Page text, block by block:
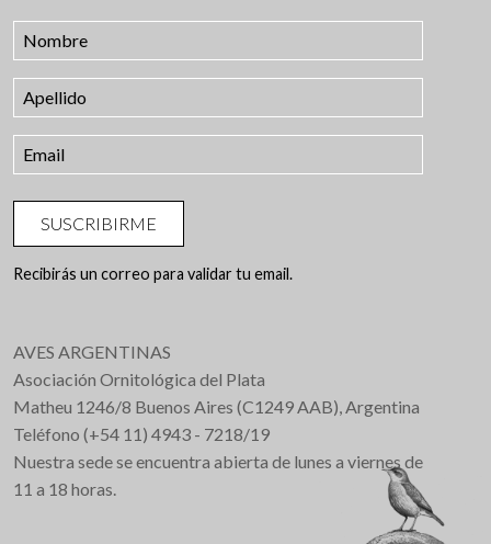
SUSCRIBIRME
Recibirás un correo para validar tu email.
AVES ARGENTINAS
Asociación Ornitológica del Plata
Matheu 1246/8 Buenos Aires (C1249 AAB), Argentina
Teléfono (+54 11) 4943 - 7218/19
Nuestra sede se encuentra abierta de lunes a viernes de
11 a 18 horas.